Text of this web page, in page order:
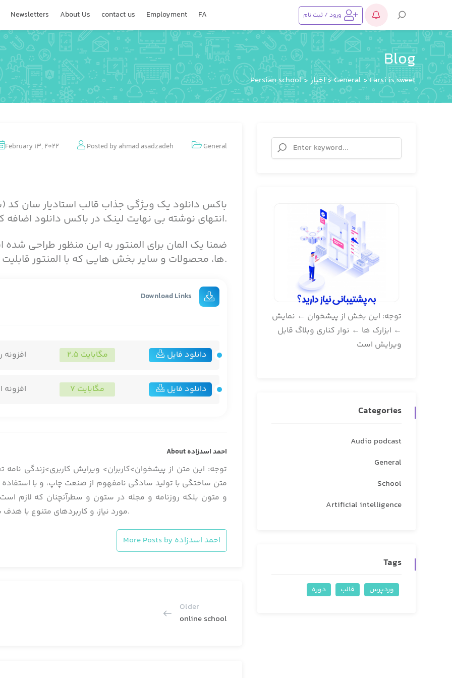
Newsletters About Us contact us Employment FA ورود / ثبت نام
Blog
Persian school> اخبار>General >Farsi is sweet
February 13, 2022 Posted byahmad asadzadeh General
باکس دانلود یک ویژگی جذاب قالب استادیار سان
انتهای نوشته بی نهایت لینک در باکس دانلود اضافه کنید.
ضمنا یک المان برای المنتور به این منظور طراحی
ها، محصولات و سایر بخش هایی که با المنتور قابلیت ویرایش دارد استفاده کنید.
Download Links
افزونه ۲.۵ مگابایت دانلود فایل
افزونه 7 مگابایت دانلود فایل
About احمد اسدزاده
توجه: این متن از پیشخوان>کاربران> ویرایش کاربری>زندگی نامه
متن ساختگی با تولید سادگی نامفهوم از صنعت چاپ، و با استفاده
و متون بلکه روزنامه و مجله در ستون و سطرآنچنان که لازم
مورد نیاز، و کاربردهای متنوع با هدف بهبود ابزارهای کاربردی می باشد.
More Posts by احمد اسدزاده
Older
online school
Search
for:
توجه: این بخش از پیشخوان ← نمایش
← ابزارک ها ← نوار کناری وبلاگ قابل
ویرایش است
Categories
Audio podcast
General
School
Artificial intelligence
Tags
دوره قالب وردپرس